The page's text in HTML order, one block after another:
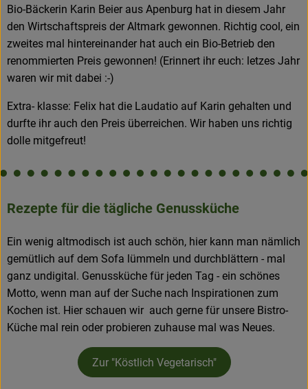
Bio-Bäckerin Karin Beier aus Apenburg hat in diesem Jahr
den Wirtschaftspreis der Altmark gewonnen. Richtig cool, ein
zweites mal hintereinander hat auch ein Bio-Betrieb den
renommierten Preis gewonnen! (Erinnert ihr euch: letzes Jahr
waren wir mit dabei :-)
Extra- klasse: Felix hat die Laudatio auf Karin gehalten und
durfte ihr auch den Preis überreichen. Wir haben uns richtig
dolle mitgefreut!
Rezepte für die tägliche Genussküche
Ein wenig altmodisch ist auch schön, hier kann man nämlich
gemütlich auf dem Sofa lümmeln und durchblättern - mal
ganz undigital. Genussküche für jeden Tag - ein schönes
Motto, wenn man auf der Suche nach Inspirationen zum
Kochen ist. Hier schauen wir auch gerne für unsere Bistro-
Küche mal rein oder probieren zuhause mal was Neues.
Zur "Köstlich Vegetarisch"